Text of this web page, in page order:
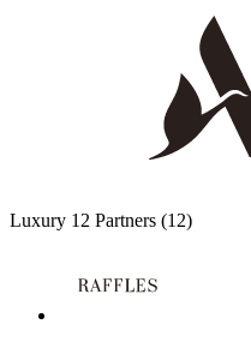
Luxury 12 Partners (12)